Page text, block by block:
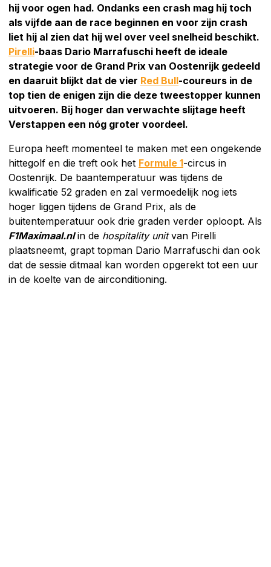
hij voor ogen had. Ondanks een crash mag hij toch
als vijfde aan de race beginnen en voor zijn crash
liet hij al zien dat hij wel over veel snelheid beschikt.
Pirelli-baas Dario Marrafuschi heeft de ideale
strategie voor de Grand Prix van Oostenrijk gedeeld
en daaruit blijkt dat de vier Red Bull-coureurs in de
top tien de enigen zijn die deze tweestopper kunnen
uitvoeren. Bij hoger dan verwachte slijtage heeft
Verstappen een nóg groter voordeel.
Europa heeft momenteel te maken met een ongekende
hittegolf en die treft ook het Formule 1-circus in
Oostenrijk. De baantemperatuur was tijdens de
kwalificatie 52 graden en zal vermoedelijk nog iets
hoger liggen tijdens de Grand Prix, als de
buitentemperatuur ook drie graden verder oploopt. Als
F1Maximaal.nlin de hospitality unitvan Pirelli
plaatsneemt, grapt topman Dario Marrafuschi dan ook
dat de sessie ditmaal kan worden opgerekt tot een uur
in de koelte van de airconditioning.